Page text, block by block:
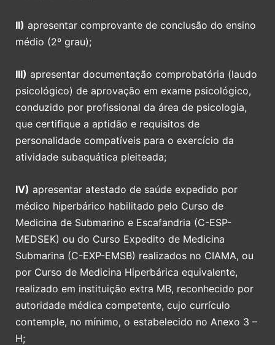
II) apresentar comprovante de conclusão do ensino
médio (2º grau);
III) apresentar documentação comprobatória (laudo
psicológico) de aprovação em exame psicológico,
conduzido por profissional da área de psicologia,
que certifique a aptidão e requisitos de
personalidade compatíveis para o exercício da
atividade subaquática pleiteada;
IV) apresentar atestado de saúde expedido por
médico hiperbárico habilitado pelo Curso de
Medicina de Submarino e Escafandria (C-ESP-
MEDSEK) ou do Curso Expedito de Medicina
Submarina (C-EXP-EMSB) realizados no CIAMA, ou
por Curso de Medicina Hiperbárica equivalente,
realizado em instituição extra MB, reconhecido por
autoridade médica competente, cujo currículo
contemple, no mínimo, o estabelecido no Anexo 3 –
H;